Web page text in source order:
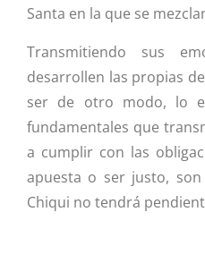
Santa en la que se
Transmitiendo sus
desarrollen las propias
ser de otro modo, lo
fundamentales que
a cumplir con las
apuesta o ser justo,
Chiqui no tendrá